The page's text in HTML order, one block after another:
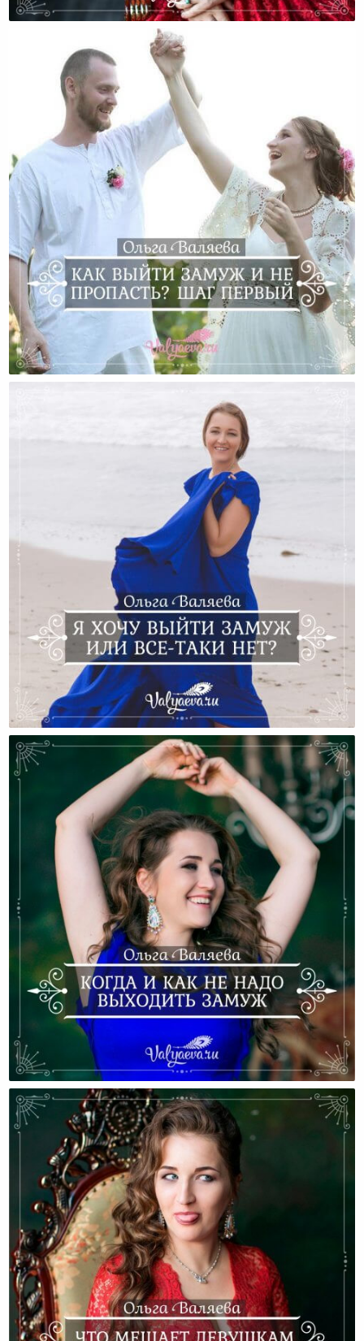
Что Мешает Женщине Выйти Замуж?
Как Выйти Замуж И Не Пропасть? Шаг Первый.
Я Хочу Выйти Замуж Или Все-Таки Нет?
Когда И Как Не Надо Выходить Замуж